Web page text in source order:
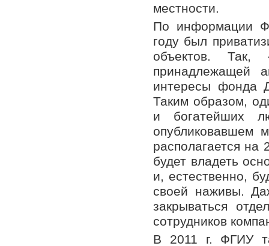
местности.
По информации
году был
объектов. Так,
принадлежащей
интересы фонда
Таким образом,
и богатейших
опубликовавшем
располагается на
будет владеть
и, естественно,
своей наживы.
закрываться
сотрудников
В 2011 г. ФГИУ